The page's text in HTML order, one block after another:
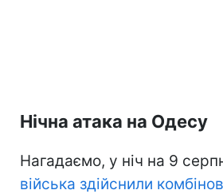
Нічна атака на Одесу
Нагадаємо, у ніч на 9
війська здійснили